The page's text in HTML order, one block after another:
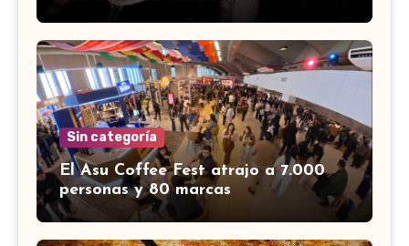
Sin categoría
El Asu Coffee Fest atrajo a 7.000
personas y 80 marcas